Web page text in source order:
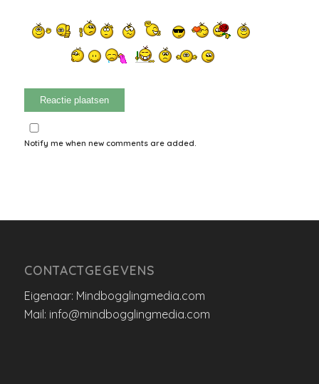
Notify me when new comments are added.
CONTACTGEGEVENS
Eigenaar: Mindbogglingmedia.com
Mail: info@mindbogglingmedia.com